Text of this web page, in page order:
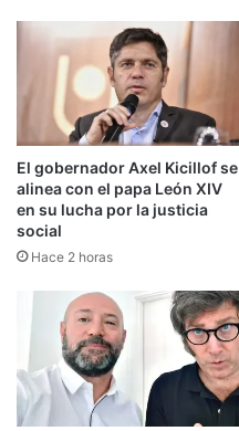
El gobernador Axel Kicillof se
alinea con el papa León XIV
en su lucha por la justicia
social
Hace 2 horas